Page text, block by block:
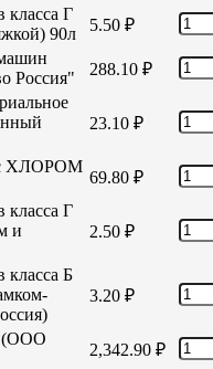
класса Г
90л
5.50 ₽
Россия"
288.10 ₽
23.10 ₽
с ХЛОРОМ
69.80 ₽
класса Г
и
2.50 ₽
класса Б
3.20 ₽
(ООО
2,342.90 ₽